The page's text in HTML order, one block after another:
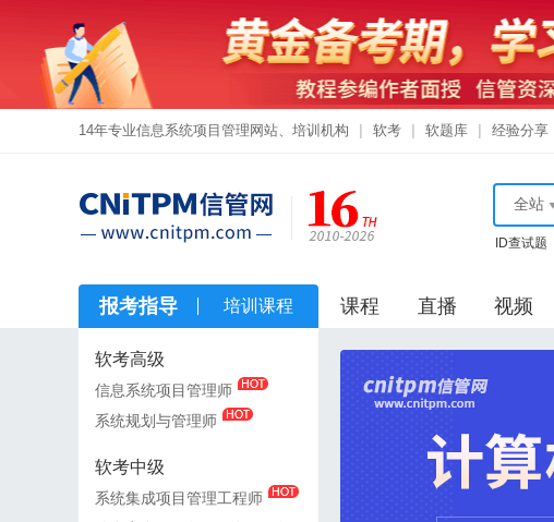
14年专业信息系统项目管理网站、培训机构 软考 软题库 经验分享
全站
ID查试题
报考指导 培训课程 课程 直播 视频
软考高级
信息系统项目管理师
系统规划与管理师
软考中级
系统集成项目管理工程师
软考高级
信息系统项目管理师